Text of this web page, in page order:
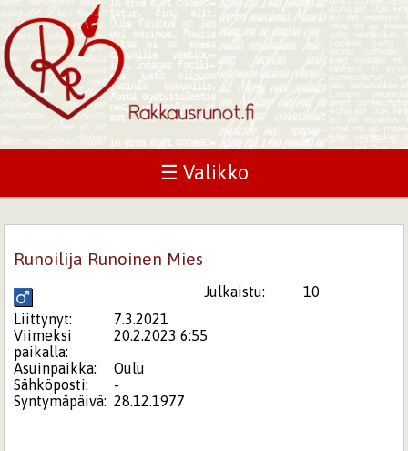
☰ Valikko
Runoilija Runoinen Mies
Julkaistu:
10
Liittynyt:
7.3.2021
Viimeksi
paikalla:
20.2.2023 6:55
Asuinpaikka:
Oulu
Sähköposti:
-
Syntymäpäivä: 28.12.1977